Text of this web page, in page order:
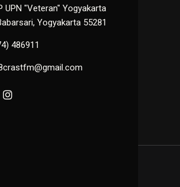
UPN "Veteran" Yogyakarta
Yogyakarta 55281
486911